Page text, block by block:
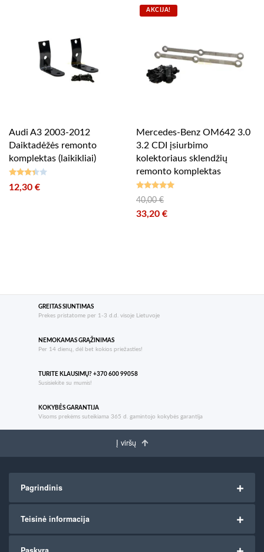
Audi A3 2003-2012
Daiktadėžės remonto
komplektas (laikikliai)
Įvertinimas:
12,30 €
AKCIJA!
Mercedes-Benz OM642 3.0
3.2 CDI įsiurbimo
kolektoriaus sklendžių
remonto komplektas
Įvertinimas:
4.93iš 5
40,00€
Original price was: 40,00 €.
33,20€
GREITAS SIUNTIMAS
Prekes pristatome per 1-3 d.d. visoje Lietuvoje
NEMOKAMAS GRĄŽINIMAS
Per 14 dienų, dėl bet kokios priežasties!
TURITE KLAUSIMŲ? +370 600 99058
Susisiekite su mumis!
KOKYBĖS GARANTIJA
Visoms prekėms suteikiama 365 d. gamintojo kokybės garantija
Į viršų
Pagrindinis
Teisinė informacija